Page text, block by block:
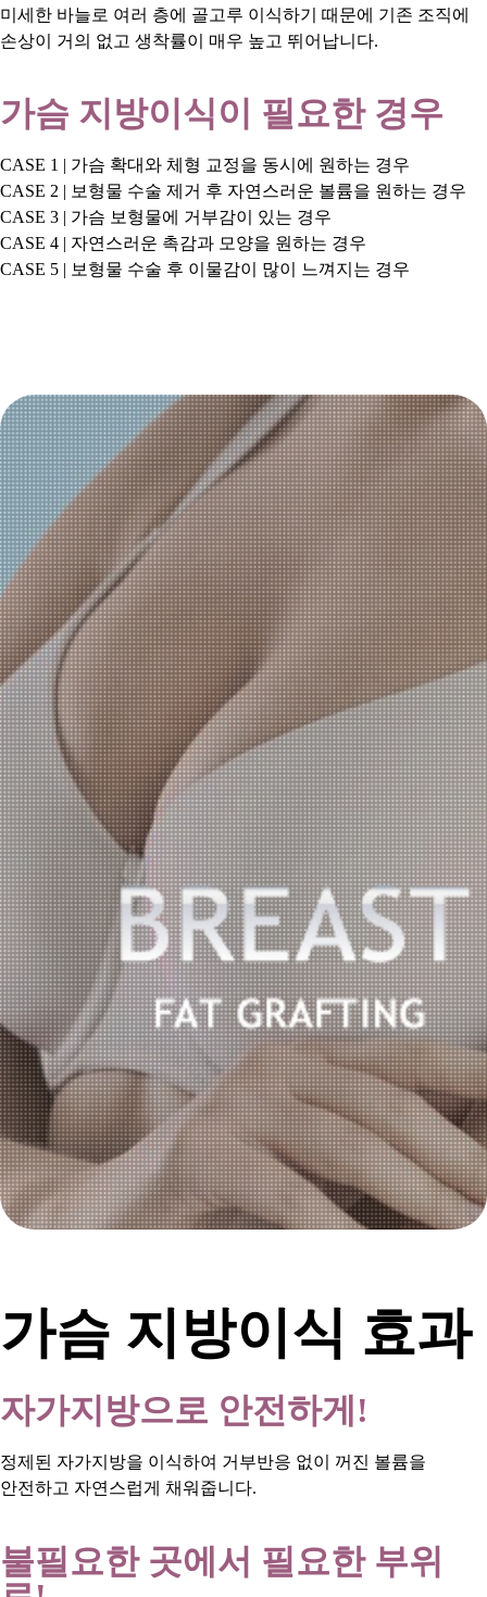
미세한 바늘로 여러 층에 골고루 이식하기 때문에 기존 조직에
손상이 거의 없고 생착률이 매우 높고 뛰어납니다.
가슴 지방이식이 필요한 경우
CASE 1 | 가슴 확대와 체형 교정을 동시에 원하는 경우
CASE 2 | 보형물 수술 제거 후 자연스러운 볼륨을 원하는 경우
CASE 3 | 가슴 보형물에 거부감이 있는 경우
CASE 4 | 자연스러운 촉감과 모양을 원하는 경우
CASE 5 | 보형물 수술 후 이물감이 많이 느껴지는 경우
가슴 지방이식 효과
자가지방으로 안전하게!
정제된 자가지방을 이식하여 거부반응 없이 꺼진 볼륨을
안전하고 자연스럽게 채워줍니다.
불필요한 곳에서 필요한 부위